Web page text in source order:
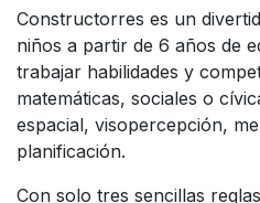
Constructorres es un
niños a partir de 6 años de
trabajar habilidades y
matemáticas, sociales o
espacial, visopercepción,
planificación.
Con solo tres sencillas